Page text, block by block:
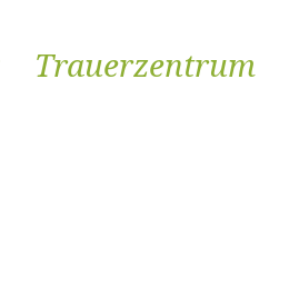
Trauerzentrum